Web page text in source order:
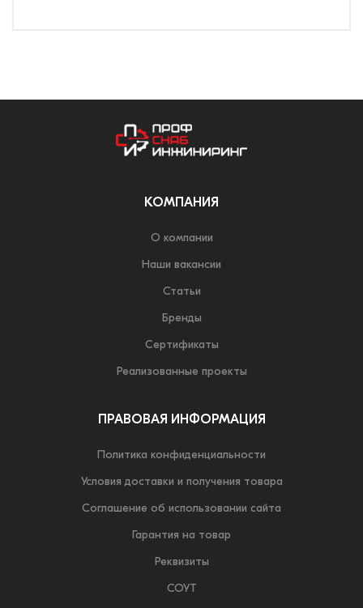
КОМПАНИЯ
О компании
Наши вакансии
Статьи
Бренды
Сертификаты
Реализованные проекты
ПРАВОВАЯ ИНФОРМАЦИЯ
Политика конфиденциальности
Условия доставки и получения товара
Соглашение об использовании сайта
Гарантия на товар
Реквизиты
СОУТ